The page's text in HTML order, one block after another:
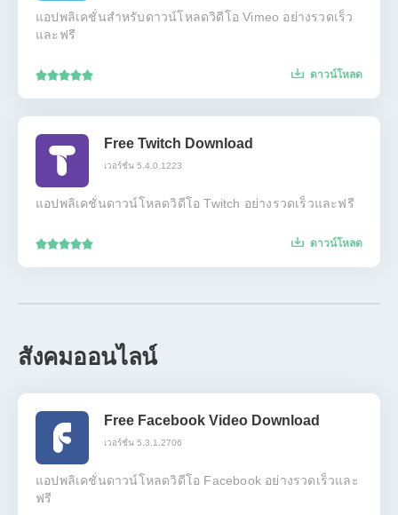
แอปพลิเคชั่นสำหรับดาวน์โหลดวิดีโอ Vimeo อย่างรวดเร็ว
และฟรี
ดาวน์โหลด
Free Twitch Download
เวอร์ชั่น 5.4.0.1223
แอปพลิเคชั่นดาวน์โหลดวิดีโอ Twitch อย่างรวดเร็วและฟรี
ดาวน์โหลด
สังคมออนไลน์
Free Facebook Video Download
เวอร์ชั่น 5.3.1.2706
แอปพลิเคชั่นดาวน์โหลดวิดีโอ Facebook อย่างรวดเร็วและ
ฟรี